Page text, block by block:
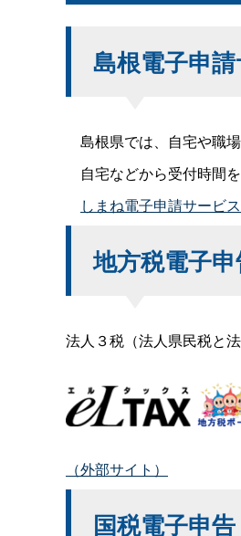
島根電子申
島根県では、自宅や職
自宅などから受付時間
しまね電子申請サービ
地方税電子申
法人３税（法人県民税と
（外部サイト）
国税電子申